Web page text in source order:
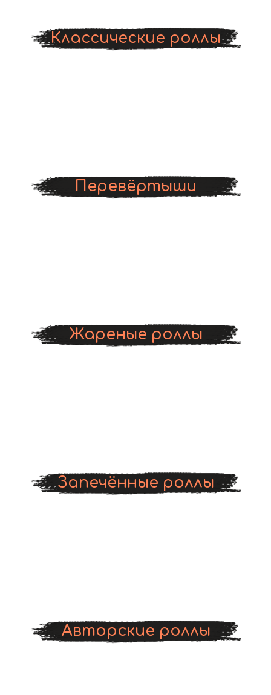
Классические роллы
Перевёртыши
Жареные роллы
Запечённые роллы
Авторские роллы